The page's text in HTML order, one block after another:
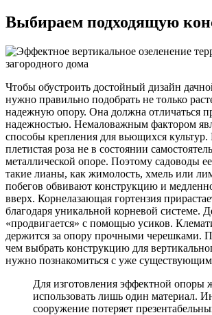
Выбираем подходящую
Чтобы обустроить достойный дизайн
нужно правильно подобрать не только
надежную опору. Она должна отличаться
надежностью. Немаловажным фактором
способы крепления для вьющихся
плетистая роза не в состоянии
металлической опоре. Поэтому садоводы
такие лианы, как жимолость, хмель или
побегов обвивают конструкцию и
вверх. Корнелазающая гортензия
благодаря уникальной корневой системе.
«продвигается» с помощью усиков.
держится за опору прочными черешками.
чем выбрать конструкцию для
нужно познакомиться с уже
Для изготовления эффектной опоры
использовать лишь один материал.
сооружение потеряет